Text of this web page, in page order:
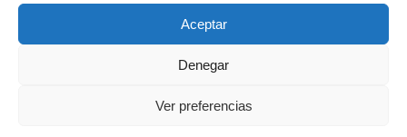
Aceptar
Denegar
Ver preferencias
Contacto
Desarrollo Web por Kiwop